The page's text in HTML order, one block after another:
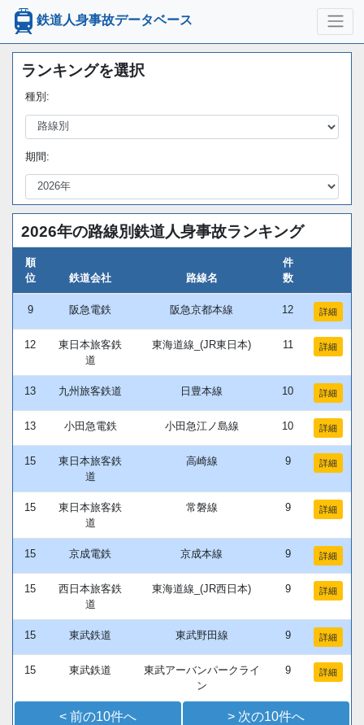
鉄道人身事故データベース
ランキングを選択
種別:
期間:
2026年の路線別鉄道人身事故ランキング
順
位
鉄道会社 路線名
件
数
9 阪急電鉄 阪急京都本線 12 詳細
12
東日本旅客鉄
道
東海道線_(JR東日本) 11 詳細
13 九州旅客鉄道 日豊本線 10 詳細
13 小田急電鉄 小田急江ノ島線 10 詳細
15
東日本旅客鉄
道
高崎線 9 詳細
15
東日本旅客鉄
道
常磐線 9 詳細
15 京成電鉄 京成本線 9 詳細
15
西日本旅客鉄
道
東海道線_(JR西日本) 9 詳細
15 東武鉄道 東武野田線 9 詳細
15 東武鉄道
東武アーバンパークライ
ン
9 詳細
< 前の10件へ > 次の10件へ